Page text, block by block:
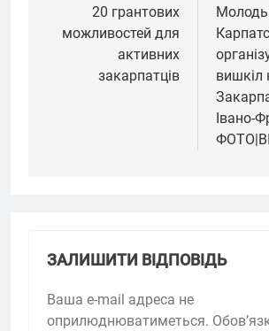
записів20 грантових
можливостей для
активних
закарпатців
Молодь
вишкіл
Івано-
ЗАЛИШИТИ ВІДПОВІДЬ
Ваша e-mail адреса не
оприлюднюватиметься.